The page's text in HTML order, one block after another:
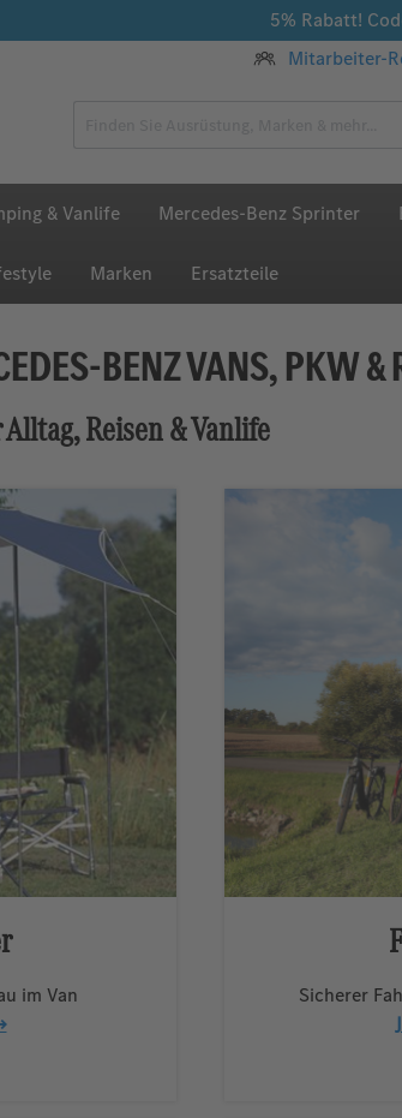
5% Rabatt!
Mitarbeiter-
& Vanlife Mercedes-Benz Sprinter
Marken Ersatzteile
VANS, PKW &
Reisen & Vanlife
im Van
Sicherer